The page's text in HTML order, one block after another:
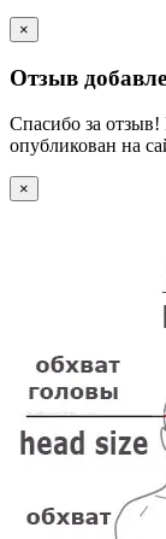
×
Отзыв
Спасибо за
опубликован на
×